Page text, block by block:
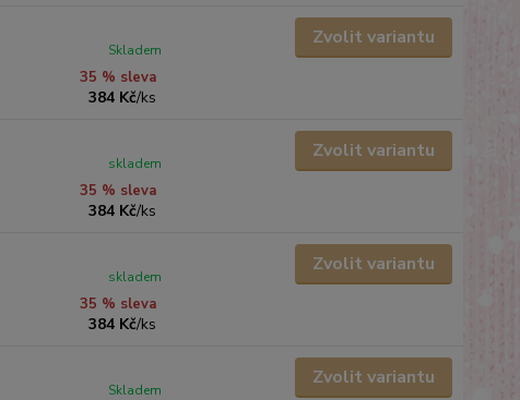
35 % sleva
384 Kč/ks
Skladem
Zvolit variantu
35 % sleva
384 Kč/ks
skladem
Zvolit variantu
35 % sleva
384 Kč/ks
skladem
Zvolit variantu
Skladem
Zvolit variantu